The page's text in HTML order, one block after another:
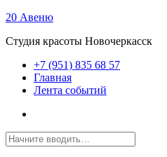
20 Авеню
Студия красоты Новочеркасск
+7 (951) 835 68 57
Главная
Лента событий